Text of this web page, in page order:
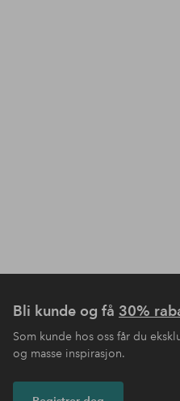
Bli kunde og få 30%
Som kunde hos oss får du
og masse inspirasjon.